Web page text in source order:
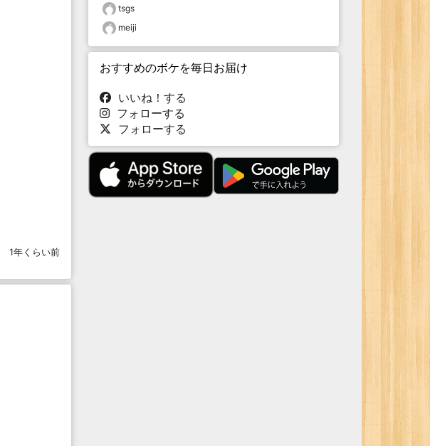
1年くらい前
tsgs
meiji
おすすめのボケを毎日お届け
いいね！する
フォローする
フォローする